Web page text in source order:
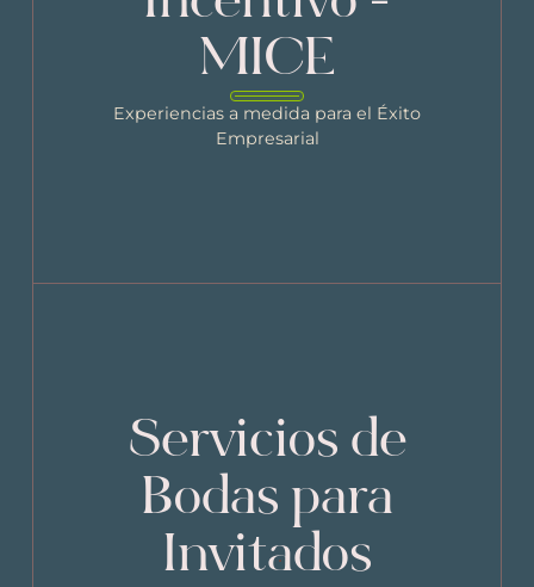
MICE
Experiencias a medida para el Éxito
Empresarial
Servicios de
Bodas para
Invitados